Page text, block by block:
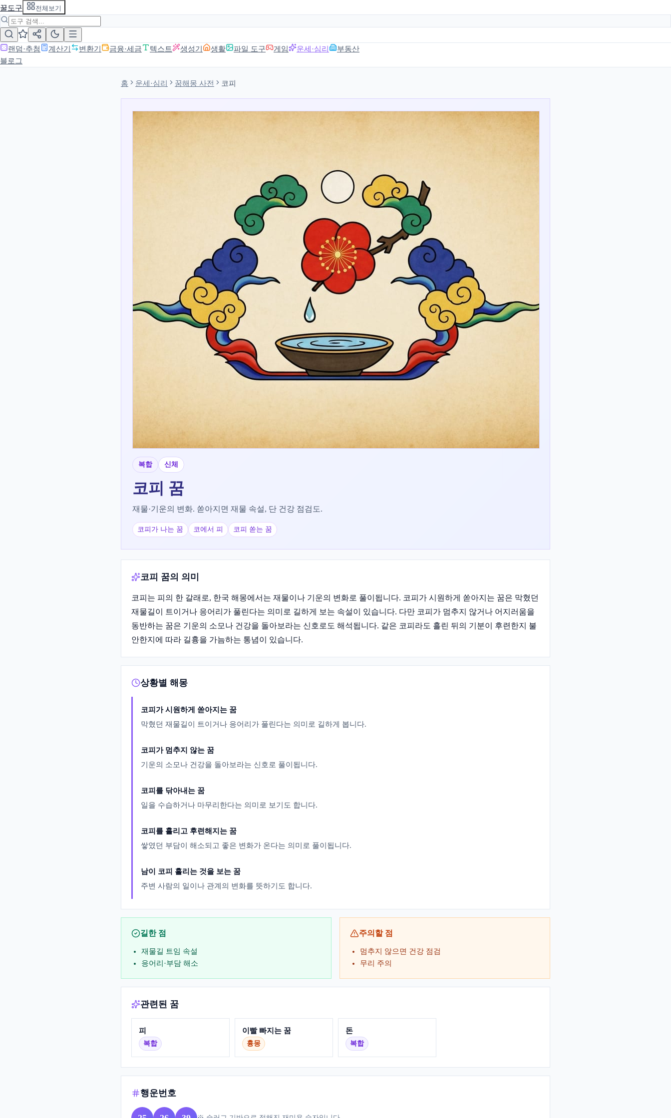
꿀도구 전체보기
랜덤·추첨 계산기 변환기 금융·세금 텍스트 생성기 생활 파일 도구 게임 운세·심리
부동산
블로그
홈 운세·심리 꿈해몽 사전 코피
복합 신체
코피 꿈
재물·기운의 변화. 쏟아지면 재물 속설, 단 건강 점검도.
코피가 나는 꿈 코에서 피 코피 쏟는 꿈
코피 꿈의 의미
코피는 피의 한 갈래로, 한국 해몽에서는 재물이나 기운의 변화로 풀이됩니다. 코피가 시원하게 쏟아지는 꿈은 막혔던
재물길이 트이거나 응어리가 풀린다는 의미로 길하게 보는 속설이 있습니다. 다만 코피가 멈추지 않거나 어지러움을
동반하는 꿈은 기운의 소모나 건강을 돌아보라는 신호로도 해석됩니다. 같은 코피라도 흘린 뒤의 기분이 후련한지 불
안한지에 따라 길흉을 가늠하는 통념이 있습니다.
상황별 해몽
코피가 시원하게 쏟아지는 꿈
막혔던 재물길이 트이거나 응어리가 풀린다는 의미로 길하게 봅니다.
코피가 멈추지 않는 꿈
기운의 소모나 건강을 돌아보라는 신호로 풀이됩니다.
코피를 닦아내는 꿈
일을 수습하거나 마무리한다는 의미로 보기도 합니다.
코피를 흘리고 후련해지는 꿈
쌓였던 부담이 해소되고 좋은 변화가 온다는 의미로 풀이됩니다.
남이 코피 흘리는 것을 보는 꿈
주변 사람의 일이나 관계의 변화를 뜻하기도 합니다.
길한 점
재물길 트임 속설
응어리·부담 해소
주의할 점
멈추지 않으면 건강 점검
무리 주의
관련된 꿈
피
복합
이빨 빠지는 꿈
흉몽
돈
복합
행운번호